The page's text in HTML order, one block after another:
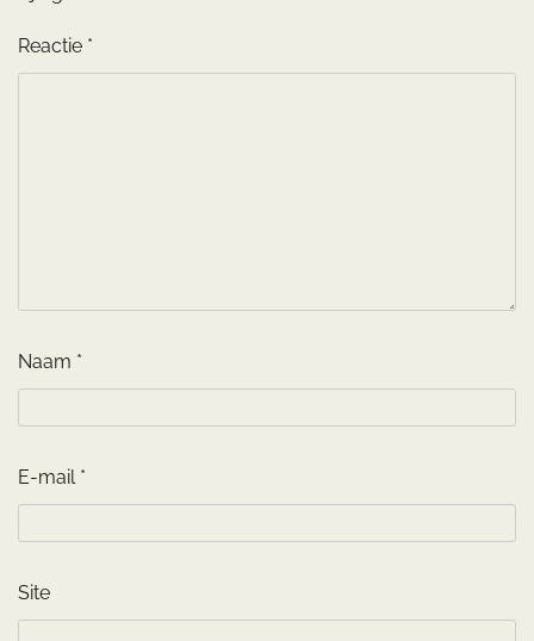
Reactie *
Naam *
E-mail *
Site